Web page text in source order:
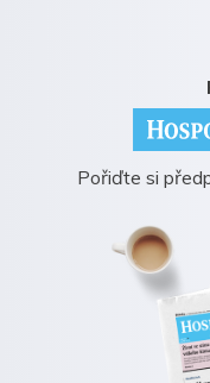
Pořiďte si